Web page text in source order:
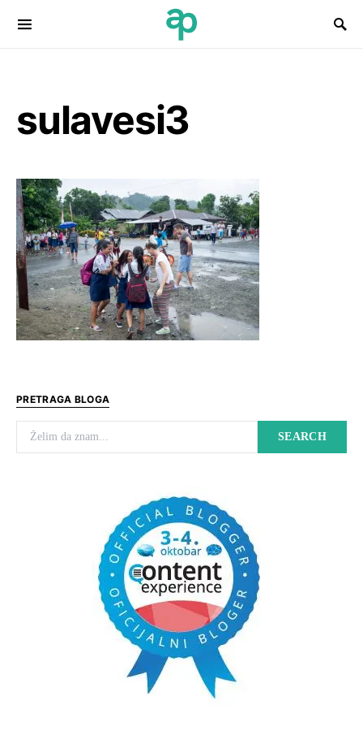
Search for:
sulavesi3
PRETRAGA BLOGA
Search for:
SEARCH